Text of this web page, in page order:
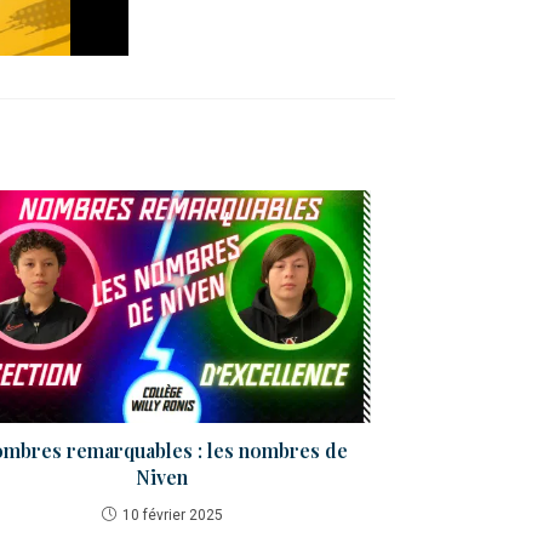
remarquables : les nombres de
Niven
10 février 2025